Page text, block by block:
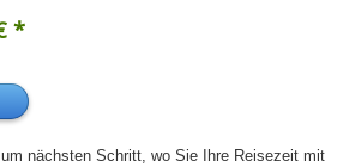
*
nächsten Schritt, wo Sie Ihre Reisezeit mit